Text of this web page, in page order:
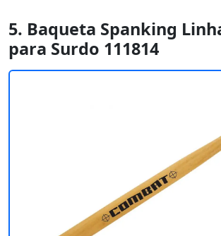
5. Baqueta Spanking
para Surdo 111814